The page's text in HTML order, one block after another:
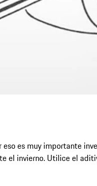
es muy importante
el invierno. Utilice el